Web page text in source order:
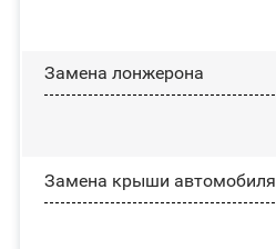
Замена лонжерона
Замена крыши автомобиля